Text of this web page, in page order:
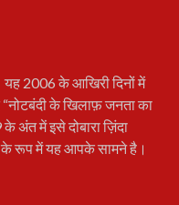
2006 के आखिरी दिनों में
के खिलाफ़ जनता का
अंत में इसे दोबारा ज़िंदा
के रूप में यह आपके सामने है।